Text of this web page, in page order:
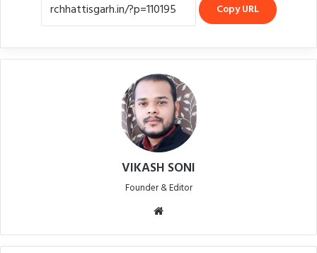
Copy URL
VIKASH SONI
Founder & Editor